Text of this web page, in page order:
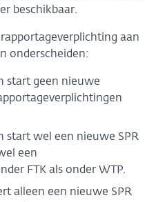
beschikbaar.
aan
onderscheiden:
start geen nieuwe
start wel een nieuwe SPR
een
FTK als onder WTP.
alleen een nieuwe SPR